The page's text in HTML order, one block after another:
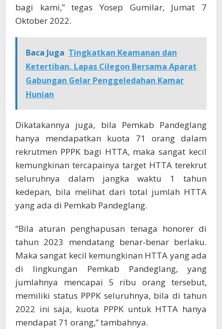
bagi kami,” tegas Yosep Gumilar, Jumat 7
Oktober 2022.
Baca Juga Tingkatkan Keamanan dan
Ketertiban, Lapas Cilegon Bersama Aparat
Gabungan Gelar Penggeledahan Kamar
Hunian
Dikatakannya juga, bila Pemkab Pandeglang
hanya mendapatkan kuota 71 orang dalam
rekrutmen PPPK bagi HTTA, maka sangat kecil
kemungkinan tercapainya target HTTA terekrut
seluruhnya dalam jangka waktu 1 tahun
kedepan, bila melihat dari total jumlah HTTA
yang ada di Pemkab Pandeglang.
“Bila aturan penghapusan tenaga honorer di
tahun 2023 mendatang benar-benar berlaku.
Maka sangat kecil kemungkinan HTTA yang ada
di lingkungan Pemkab Pandeglang, yang
jumlahnya mencapai 5 ribu orang tersebut,
memiliki status PPPK seluruhnya, bila di tahun
2022 ini saja, kuota PPPK untuk HTTA hanya
mendapat 71 orang,” tambahnya.